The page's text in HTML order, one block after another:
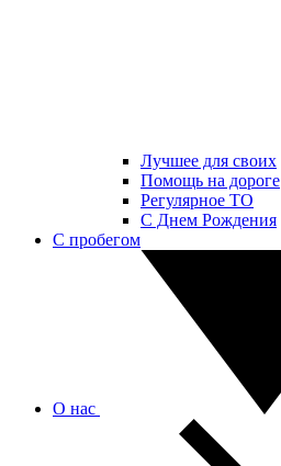
Лучшее для своих
Помощь на дороге
Регулярное ТО
С Днем Рождения
С пробегом
О нас